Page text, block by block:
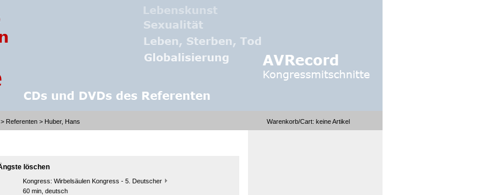
> Referenten > Huber, Hans Warenkorb/Cart: keineArtikel
löschen
Kongress: Wirbelsäulen Kongress - 5. Deutscher
60 min, deutsch